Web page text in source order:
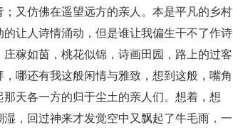
又仿佛在遥望远方的亲人。本是平凡的乡村
让人诗情涌动，但是谁让我偏生干不了作诗
稼如茵，桃花似锦，诗画田园，路上的过客
哪还有我这般闲情与雅致，想到这般，嘴角
天各一方的归于尘土的亲人们。想着，想
，回过神来才发觉空中又飘起了牛毛雨，一